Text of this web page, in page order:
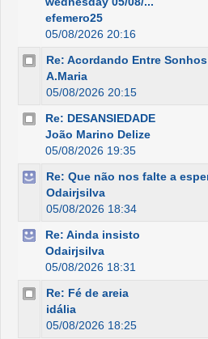
efemero25
05/08/2026 20:16
Re: Acordando Entre
A.Maria
05/08/2026 20:15
Re: DESANSIEDADE
João Marino Delize
05/08/2026 19:35
Re: Que não nos falte a
Odairjsilva
05/08/2026 18:34
Re: Ainda insisto
Odairjsilva
05/08/2026 18:31
Re: Fé de areia
idália
05/08/2026 18:25